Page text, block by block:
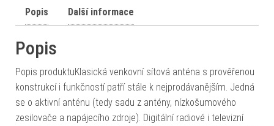
Popis Další informace
Popis
Popis produktuKlasická venkovní sítová anténa s prověřenou
konstrukcí i funkčností patří stále k nejprodávanějším. Jedná
se o aktivní anténu (tedy sadu z antény, nízkošumového
zesilovače a napájecího zdroje). Digitální radiové i televizní